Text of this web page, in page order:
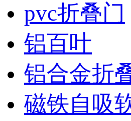
pvc折叠门
铝百叶
铝合金折
磁铁自吸